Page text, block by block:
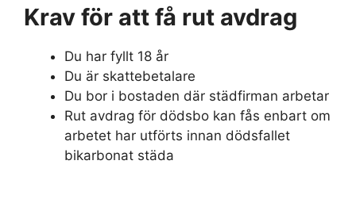
Krav för att få rut avdrag
Du har fyllt 18 år
Du är skattebetalare
Du bor i bostaden där städfirman arbetar
Rut avdrag för dödsbo kan fås enbart om
arbetet har utförts innan dödsfallet
bikarbonat städa